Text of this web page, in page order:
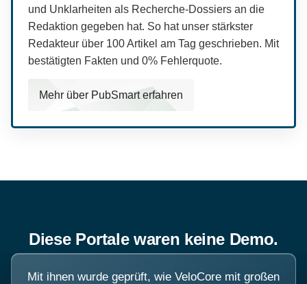
und Unklarheiten als Recherche-Dossiers an die
Redaktion gegeben hat. So hat unser stärkster
Redakteur über 100 Artikel am Tag geschrieben. Mit
bestätigten Fakten und 0% Fehlerquote.
Mehr über PubSmart erfahren
Diese Portale waren keine Demo.
Mit ihnen wurde geprüft, wie VeloCore mit großen